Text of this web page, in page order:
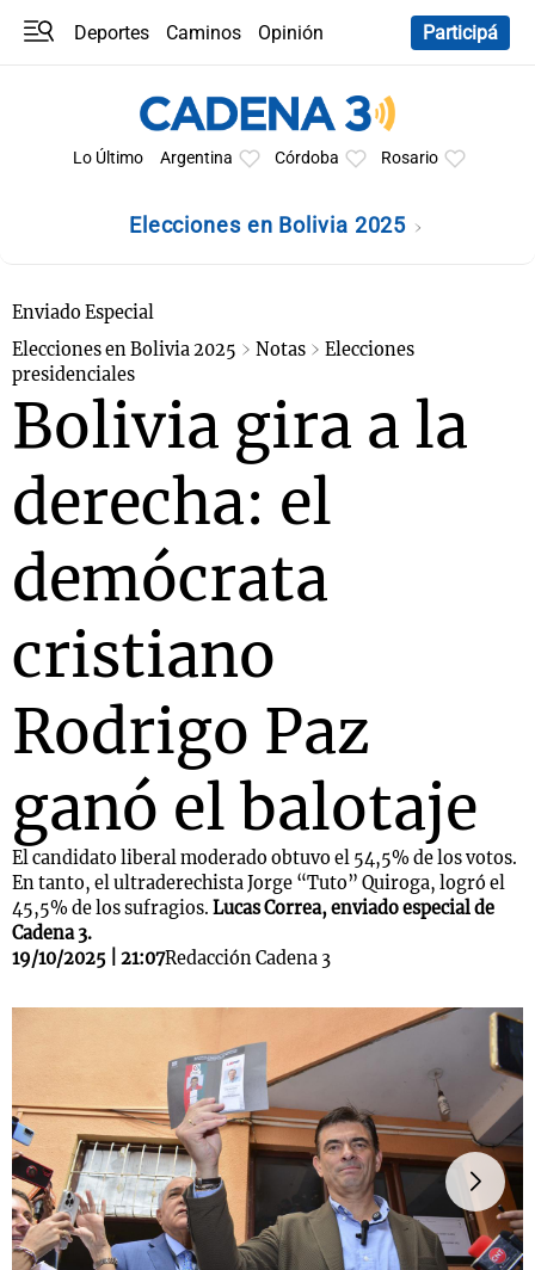
Deportes Caminos
Opinión
Participá
Lo Último Argentina Córdoba Rosario
Elecciones en Bolivia 2025
Enviado Especial
Elecciones en Bolivia 2025
Notas
Elecciones
presidenciales
Bolivia gira a la
derecha: el
demócrata
cristiano
Rodrigo Paz
ganó el balotaje
El candidato liberal moderado obtuvo el 54,5% de los votos.
En tanto, el ultraderechista Jorge “Tuto” Quiroga, logró el
45,5% de los sufragios. Lucas Correa, enviado especial de
Cadena 3.
19/10/2025 | 21:07Redacción Cadena 3
Notas
Mundial 2026
Notas
La Sole en
Cadena 3